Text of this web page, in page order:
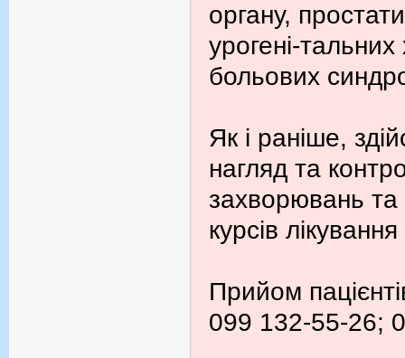
органу,
урогені-
больових
Як і раніше,
нагляд та
захворювань
курсів лікування
Прийом
099 132-55-26;